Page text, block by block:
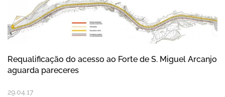
Requalificação do acesso ao Forte de S. Miguel Arcanjo
aguarda pareceres
29.04.17